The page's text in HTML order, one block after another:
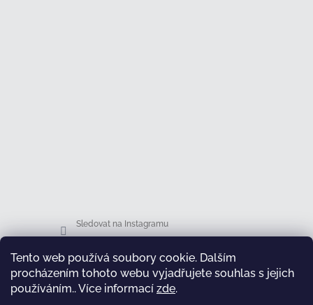
Tento web používá soubory cookie. Dalším
procházením tohoto webu vyjadřujete souhlas s jejich
používáním.. Více informací zde.
Sledovat na Instagramu
Facebook